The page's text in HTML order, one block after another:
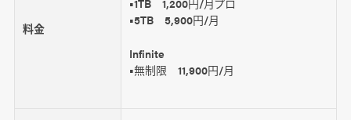
料金
■5TB 5,900円/月
Infinite
■無制限 11,900円/月